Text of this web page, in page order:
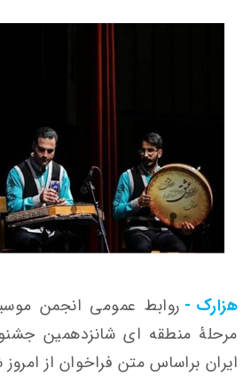
هزارک - روابط عمومی انجمن
مرحلۀ منطقه ای شانزدهمین